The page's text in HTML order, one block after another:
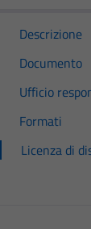
Descrizione
Documento
Ufficio
Formati
Licenza di